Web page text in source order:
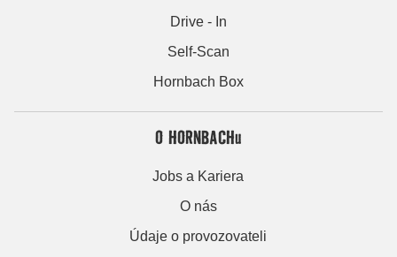
Drive - In
Self-Scan
Hornbach Box
O HORNBACHu
Jobs a Kariera
O nás
Údaje o provozovateli